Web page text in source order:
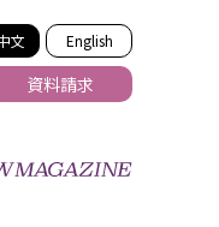
文 English
資料請求